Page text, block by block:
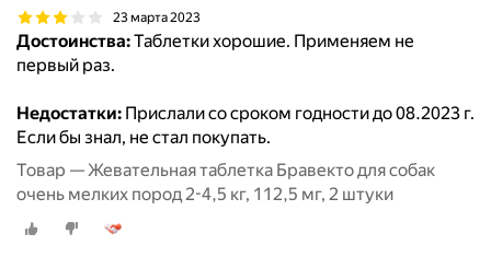
23 марта 2023
Достоинства:Таблетки хорошие. Применяем не
первый раз.
Недостатки: Прислали со сроком годности до 08.2023 г.
Если бы знал, не стал покупать.
Товар — Жевательная таблетка Бравекто для собак
очень мелких пород 2-4,5 кг, 112,5 мг, 2 штуки